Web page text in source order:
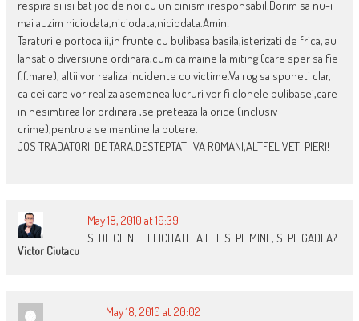
respira si isi bat joc de noi cu un cinism iresponsabil.Dorim sa nu-i
mai auzim niciodata,niciodata,niciodata.Amin!
Taraturile portocalii,in frunte cu bulibasa basila,isterizati de frica, au
lansat o diversiune ordinara,cum ca maine la miting (care sper sa fie
f.f.mare), altii vor realiza incidente cu victime.Va rog sa spuneti clar,
ca cei care vor realiza asemenea lucruri vor fi clonele bulibasei,care
in nesimtirea lor ordinara ,se preteaza la orice (inclusiv
crime),pentru a se mentine la putere.
JOS TRADATORII DE TARA.DESTEPTATI-VA ROMANI,ALTFEL VETI PIERI!
Victor Ciutacu
May 18, 2010 at 19:39
SI DE CE NE FELICITATI LA FEL SI PE MINE, SI PE GADEA?
May 18, 2010 at 20:02